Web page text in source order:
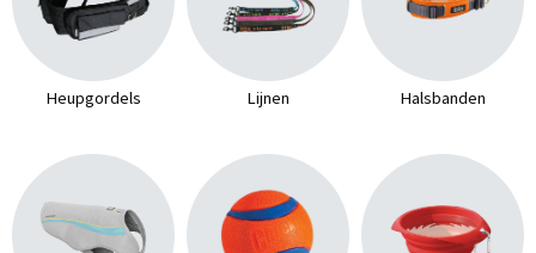
Heupgordels Lijnen Halsbanden